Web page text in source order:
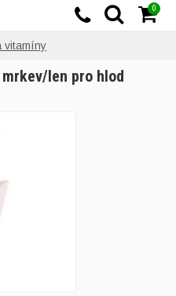
vitamíny
mrkev/len pro hlod
0